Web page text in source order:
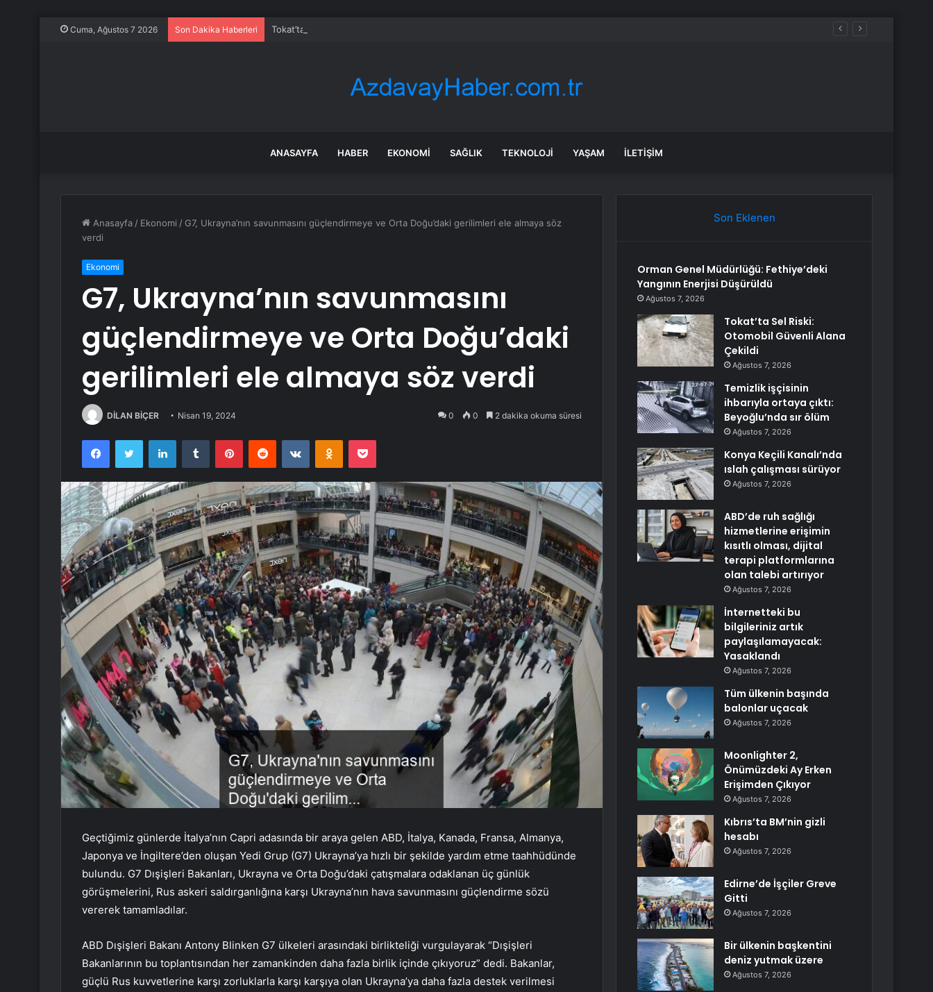
Cuma, Ağustos 7 2026 Son Dakika Haberleri Tokat’ta Sel Riski: Otomobil Güvenli Alana Çekildi
ANASAYFA HABER EKONOMI SAĞLIK TEKNOLOJI YAŞAM İLETIŞIM
Anasayfa / Ekonomi / G7, Ukrayna’nın savunmasını güçlendirmeye ve Orta Doğu’daki gerilimleri ele almaya söz
verdi
Ekonomi
G7, Ukrayna’nın savunmasını
güçlendirmeye ve Orta Doğu’daki
gerilimleri ele almaya söz verdi
DİLAN BİÇER Nisan 19, 2024 0 0 2 dakika okuma süresi
FacebookTwitter LinkedInTumblr PinterestReddit VKontakteOdnoklassniki
Pocket
Geçtiğimiz günlerde İtalya’nın Capri adasında bir araya gelen ABD, İtalya, Kanada, Fransa, Almanya,
Japonya ve İngiltere’den oluşan Yedi Grup (G7) Ukrayna’ya hızlı bir şekilde yardım etme taahhüdünde
bulundu. G7 Dışişleri Bakanları, Ukrayna ve Orta Doğu’daki çatışmalara odaklanan üç günlük
görüşmelerini, Rus askeri saldırganlığına karşı Ukrayna’nın hava savunmasını güçlendirme sözü
vererek tamamladılar.
ABD Dışişleri Bakanı Antony Blinken G7 ülkeleri arasındaki birlikteliği vurgulayarak “Dışişleri
Bakanlarının bu toplantısından her zamankinden daha fazla birlik içinde çıkıyoruz” dedi. Bakanlar,
güçlü Rus kuvvetlerine karşı zorluklarla karşı karşıya olan Ukrayna’ya daha fazla destek verilmesi
Son Eklenen
Orman Genel Müdürlüğü: Fethiye’deki
Yangının Enerjisi Düşürüldü
Ağustos 7, 2026
Tokat’ta Sel Riski:
Otomobil Güvenli Alana
Çekildi
Ağustos 7, 2026
Temizlik işçisinin
ihbarıyla ortaya çıktı:
Beyoğlu’nda sır ölüm
Ağustos 7, 2026
Konya Keçili Kanalı’nda
ıslah çalışması sürüyor
Ağustos 7, 2026
ABD’de ruh sağlığı
hizmetlerine erişimin
kısıtlı olması, dijital
terapi platformlarına
olan talebi artırıyor
Ağustos 7, 2026
İnternetteki bu
bilgileriniz artık
paylaşılamayacak:
Yasaklandı
Ağustos 7, 2026
Tüm ülkenin başında
balonlar uçacak
Ağustos 7, 2026
Moonlighter 2,
Önümüzdeki Ay Erken
Erişimden Çıkıyor
Ağustos 7, 2026
Kıbrıs’ta BM’nin gizli
hesabı
Ağustos 7, 2026
Edirne’de İşçiler Greve
Gitti
Ağustos 7, 2026
Bir ülkenin başkentini
deniz yutmak üzere
Ağustos 7, 2026